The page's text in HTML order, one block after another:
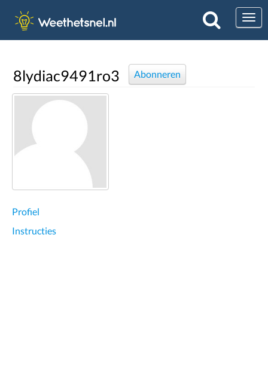
8lydiac9491ro3 Abonneren
Profiel
Instructies